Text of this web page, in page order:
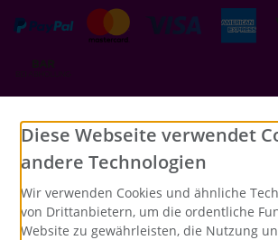
Social Media
Diese Webseite verwendet
andere Technologien
Wir verwenden Cookies und ähnliche
von Drittanbietern, um die ordentliche
Website zu gewährleisten, die Nutzung